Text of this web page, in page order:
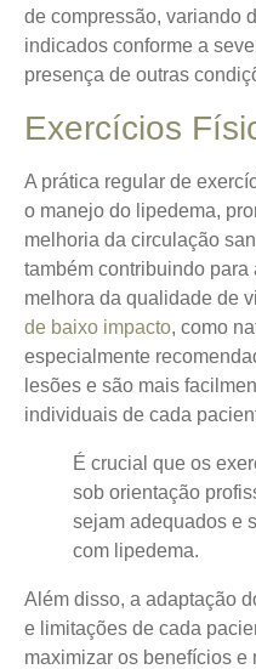
de compressão, variando
indicados conforme a
presença de outras
Exercícios
A prática regular de
o manejo do lipedema,
melhoria da circulação
também contribuindo
melhora da qualidade de
de baixo impacto, como
especialmente
lesões e são mais
individuais de cada
É crucial que os
sob orientação
sejam adequados e
com lipedema.
Além disso, a adaptação
e limitações de cada
maximizar os benefícios e